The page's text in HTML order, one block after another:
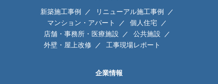
新築施工事例
リニューアル施工事例
マンション・アパート
個人住宅
店舗・事務所・医療施設
公共施設
外壁・屋上改修
工事現場レポート
企業情報